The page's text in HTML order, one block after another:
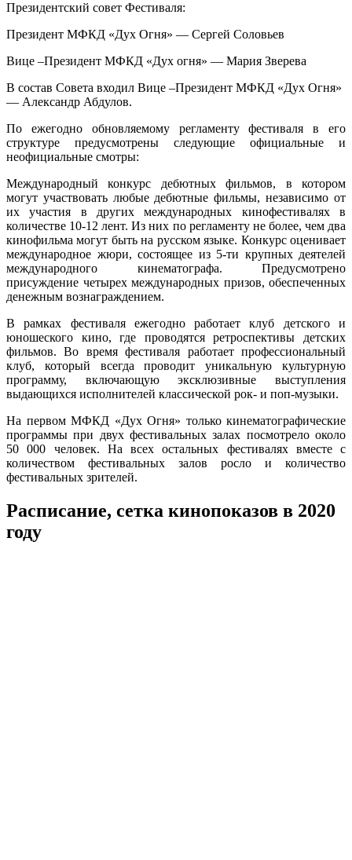
Президентский совет Фестиваля:
Президент МФКД «Дух Огня» — Сергей Соловьев
Вице –Президент МФКД «Дух огня» — Мария Зверева
В состав Совета входил Вице –Президент МФКД «Дух Огня»
— Александр Абдулов.
По ежегодно обновляемому регламенту фестиваля в его
структуре предусмотрены следующие официальные и
неофициальные смотры:
Международный конкурс дебютных фильмов, в котором
могут участвовать любые дебютные фильмы, независимо от
их участия в других международных кинофестивалях в
количестве 10-12 лент. Из них по регламенту не более, чем два
кинофильма могут быть на русском языке. Конкурс оценивает
международное жюри, состоящее из 5-ти крупных деятелей
международного кинематографа. Предусмотрено
присуждение четырех международных призов, обеспеченных
денежным вознаграждением.
В рамках фестиваля ежегодно работает клуб детского и
юношеского кино, где проводятся ретроспективы детских
фильмов. Во время фестиваля работает профессиональный
клуб, который всегда проводит уникальную культурную
программу, включающую эксклюзивные выступления
выдающихся исполнителей классической рок- и поп-музыки.
На первом МФКД «Дух Огня» только кинематографические
программы при двух фестивальных залах посмотрело около
50 000 человек. На всех остальных фестивалях вместе с
количеством фестивальных залов росло и количество
фестивальных зрителей.
Расписание, сетка кинопоказов в 2020
году